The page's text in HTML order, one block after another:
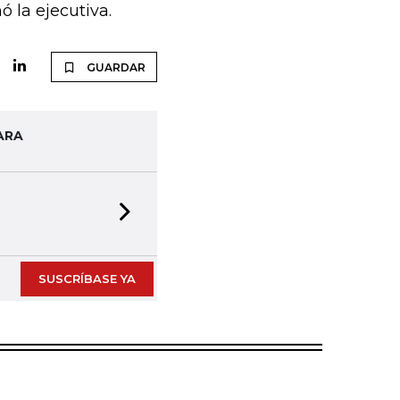
la ejecutiva.
GUARDAR
SUSCRÍBASE YA